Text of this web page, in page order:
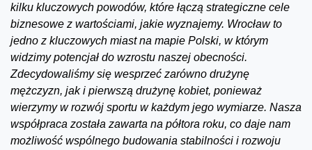
kilku kluczowych powodów, które łączą strategiczne cele
biznesowe z wartościami, jakie wyznajemy. Wrocław to
jedno z kluczowych miast na mapie Polski, w którym
widzimy potencjał do wzrostu naszej obecności.
Zdecydowaliśmy się wesprzeć zarówno drużynę
mężczyzn, jak i pierwszą drużynę kobiet, ponieważ
wierzymy w rozwój sportu w każdym jego wymiarze. Nasza
współpraca została zawarta na półtora roku, co daje nam
możliwość wspólnego budowania stabilności i rozwoju